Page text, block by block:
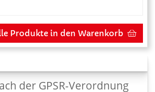
Produkte in den Warenkorb
der GPSR-Verordnung